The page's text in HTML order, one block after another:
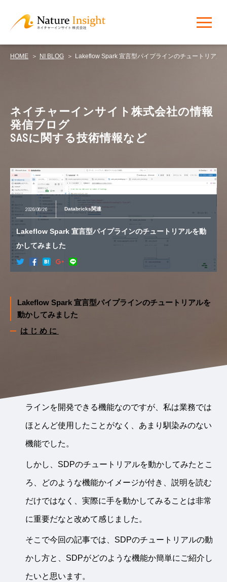
HOME NI BLOG Lakeflow Spark 宣言型パイプラインのチュートリアル
ネイチャーインサイト株式会社の情報
発信ブログ
SASに関する技術情報など
2026/06/26 Databricks関連
Lakeflow Spark 宣言型パイプラインのチュートリアルを動
かしてみました
Lakeflow Spark 宣言型パイプラインのチュートリアルを
動かしてみました
はじめに
Databricks には Lakeflow Spark 宣言型パイプライン
(以下、SDP)という機能があります。簡単にパイプ
ラインを開発できる機能なのですが、私は業務では
ほとんど使用したことがなく、あまり馴染みのない
機能でした。
しかし、SDPのチュートリアルを動かしてみたとこ
ろ、どのような機能かイメージが付き、説明を読む
だけではなく、実際に手を動かしてみることは非常
に重要だなと改めて感じました。
そこで今回の記事では、SDPのチュートリアルの動
かし方と、SDPがどのような機能か簡単にご紹介し
たいと思います。